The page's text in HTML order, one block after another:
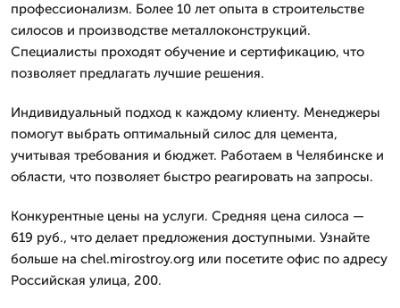
профессионализм. Более 10 лет опыта в строительстве
силосов и производстве металлоконструкций.
Специалисты проходят обучение и сертификацию, что
позволяет предлагать лучшие решения.
Индивидуальный подход к каждому клиенту. Менеджеры
помогут выбрать оптимальный силос для цемента,
учитывая требования и бюджет. Работаем в Челябинске и
области, что позволяет быстро реагировать на запросы.
Конкурентные цены на услуги. Средняя цена силоса —
619 руб., что делает предложения доступными. Узнайте
больше на chel.mirostroy.org или посетите офис по адресу
Российская улица, 200.